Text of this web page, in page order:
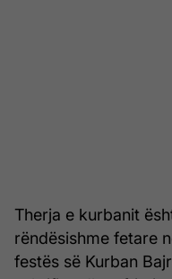
Therja e kurbanit
rëndësishme fetare
festës së Kurban